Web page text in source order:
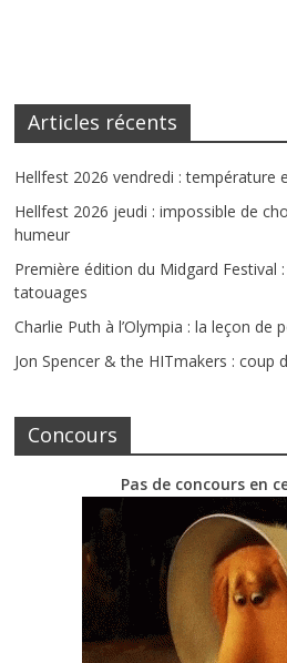
Articles récents
Hellfest 2026 vendredi : température
Hellfest 2026 jeudi : impossible de
humeur
Première édition du Midgard Festival
tatouages
Charlie Puth à l’Olympia : la leçon de
Jon Spencer & the HITmakers : coup
Concours
Pas de concours en